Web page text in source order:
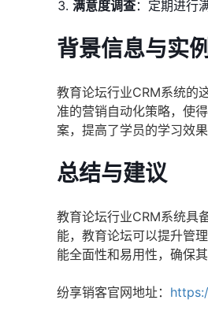
满意度调查：定期进行
背景信息与实
教育论坛行业CRM系统的
准的营销自动化策略，使
案，提高了学员的学习效果
总结与建议
教育论坛行业CRM系统具
能，教育论坛可以提升管
能全面性和易用性，确保
纷享销客官网地址：